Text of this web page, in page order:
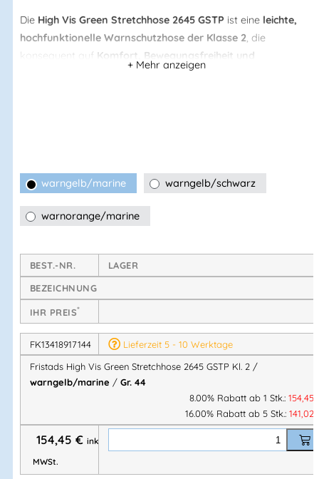
Die High Vis Green Stretchhose 2645 GSTP ist eine leichte,
hochfunktionelle Warnschutzhose der Klasse 2, die
konsequent auf Komfort, Bewegungsfreiheit und
vollständige 4-Wege-
schlanke, funktionale High-Vis-Hoseohne lose
Teil der Fristads Green Kollektion
produziert
4-Wege-Stretchmaterial
Bewegungsfreiheit
Stretch-Einsätze aus Rippstrick an der Taille
hervorragenden Komfort
Strapazierfähiges Ripstop-4-Wege-Stretchmaterial
Gesäß & Oberschenkelrückseite
Verdeckter Knopfverschluss vorne
D-Ring
2 Fronttaschen
2 Gesäßtaschen
BEST.-NR.
LAGER
BEZEICHNUNG
IHR PREIS*
FK13418917144
Lieferzeit 5 - 10 Werktage
Fristads High Vis Green Stretchhose 2645 GSTP Kl. 2 /
warngelb/marine / Gr. 44
8.00% Rabatt ab 1 Stk.: 154,45
16.00% Rabatt ab 5 Stk.: 141,02
154,45 € inkl.
MWSt.
warngelb/marine warngelb/schwarz
warnorange/marine